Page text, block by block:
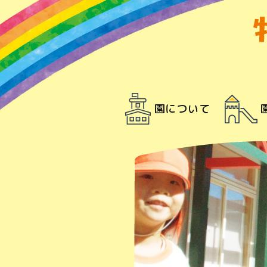
園について